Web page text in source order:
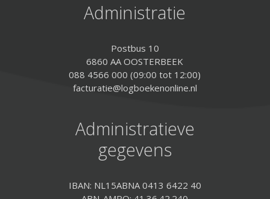
Administratie
Postbus 10
6860 AA OOSTERBEEK
088 4566 000 (09:00 tot 12:00)
facturatie@logboekenonline.nl
Administratieve
gegevens
IBAN: NL15ABNA 0413 6422 40